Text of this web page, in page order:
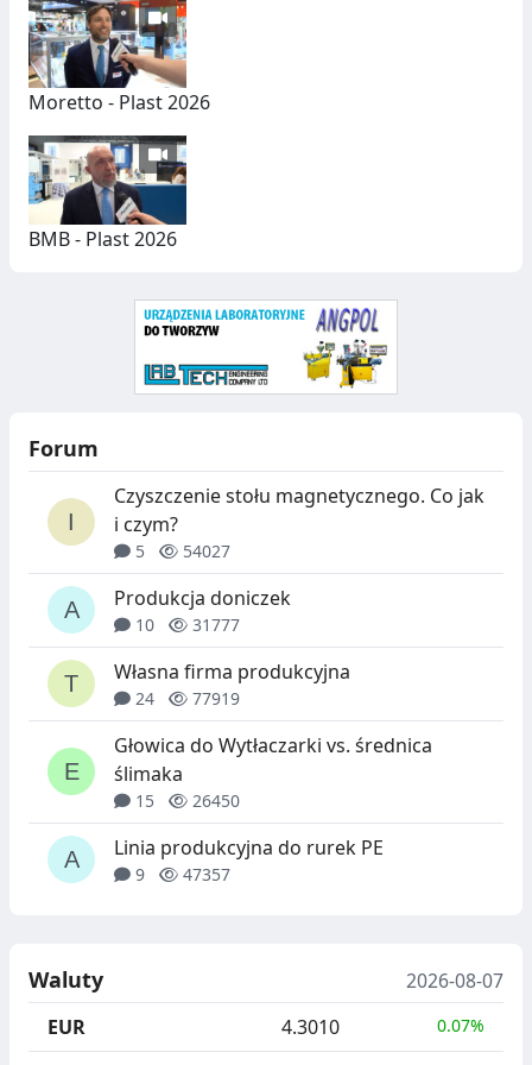
N
Y
C
H
Moretto - Plast 2026
BMB - Plast 2026
Forum
Czyszczenie stołu magnetycznego. Co jak
i czym?
5 54027
Produkcja doniczek
10 31777
Własna firma produkcyjna
24 77919
Głowica do Wytłaczarki vs. średnica
ślimaka
15 26450
Linia produkcyjna do rurek PE
9 47357
Waluty
2026-08-07
EUR
4.3010 0.07%